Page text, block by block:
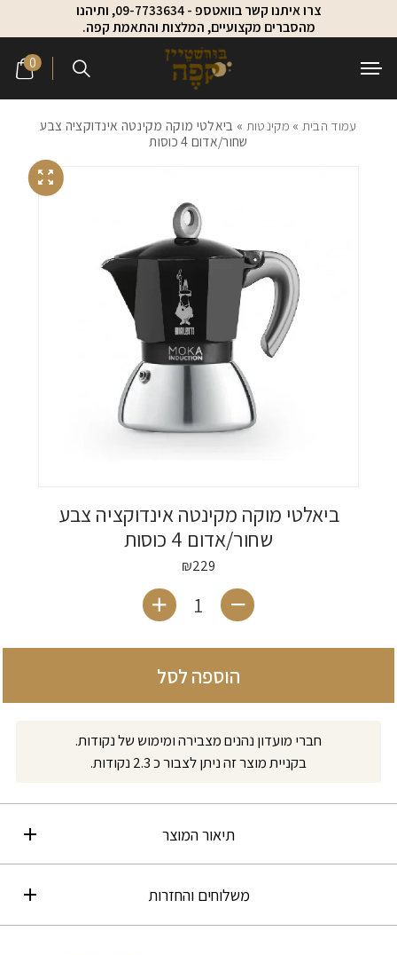
Skip to Content
Contact Us
צרו איתנו קשר בוואטספ - 09-7733634, ותיהנו
מהסברים מקצועיים, המלצות והתאמת קפה.
0
עמוד הבית » מקינטות » ביאלטי מוקה מקינטה אינדוקציה צבע
שחור/אדום 4 כוסות
ביאלטי מוקה מקינטה אינדוקציה צבע
שחור/אדום 4 כוסות
₪229
כמות של ביאלטי מוקה מקינטה
הוספה לסל
חברי מועדון נהנים מצבירה ומימוש של נקודות.
בקניית מוצר זה ניתן לצבור כ 2.3 נקודות.
תיאור המוצר
משלוחים והחזרות